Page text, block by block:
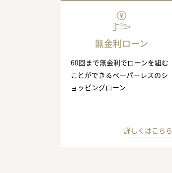
無金利ローン
60回まで無金利でローンを組む
ことができるペーパーレスのシ
ョッピングローン
詳しくはこちら